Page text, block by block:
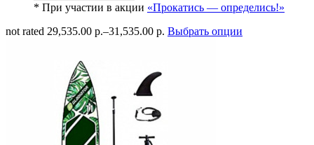
* При участии в акции «Прокатись — определись!»
not rated 29,535.00 р.–31,535.00 р. Выбрать опции